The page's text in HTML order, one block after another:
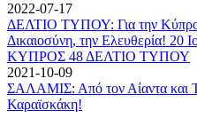
2022-07-17
ΔΕΛΤΙΟ ΤΥΠΟΥ: Για την Κύπρο,
Δικαιοσύνη, την Ελευθερία! 20
ΚΥΠΡΟΣ 48 ΔΕΛΤΙΟ ΤΥΠΟΥ
2021-10-09
ΣΑΛΑΜΙΣ: Από τον Αίαντα και
Καραϊσκάκη!